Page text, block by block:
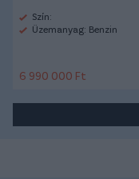
Szín:
Üzemanyag: Benzin
6 990 000 Ft